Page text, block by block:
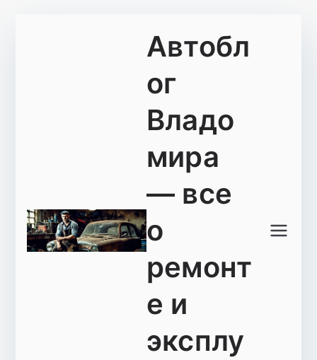
Автобл
ог
Владо
мира
— все
о
ремонт
е и
эксплу